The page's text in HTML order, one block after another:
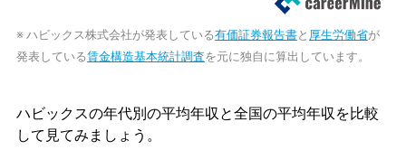
※ ハビックス株式会社が発表している有価証券報告書と 厚生労働省が
発表している賃金構造基本統計調査を元に独自に算出しています。
ハビックスの年代別の平均年収と全国の平均年収を比較
して見てみましょう。